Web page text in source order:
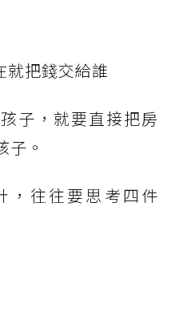
就把錢交給誰
子，就要直接把房
子。
，往往要思考四件